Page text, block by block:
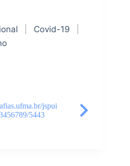
jspui
5443
Covid-19